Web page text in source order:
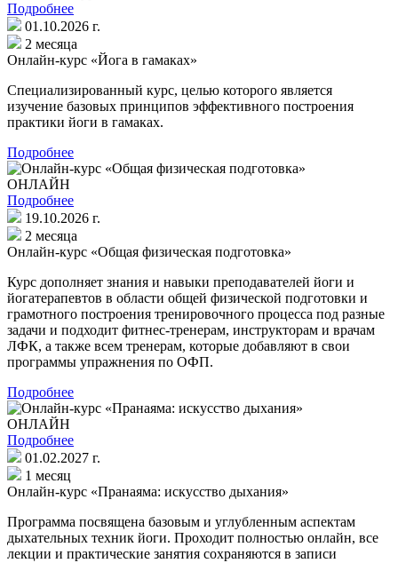
Подробнее
01.10.2026 г.
2 месяца
Онлайн-курс «Йога в гамаках»
Специализированный курс, целью которого является
изучение базовых принципов эффективного построения
практики йоги в гамаках.
Подробнее
ОНЛАЙН
Подробнее
19.10.2026 г.
2 месяца
Онлайн-курс «Общая физическая подготовка»
Курс дополняет знания и навыки преподавателей йоги и
йогатерапевтов в области общей физической подготовки и
грамотного построения тренировочного процесса под разные
задачи и подходит фитнес-тренерам, инструкторам и врачам
ЛФК, а также всем тренерам, которые добавляют в свои
программы упражнения по ОФП.
Подробнее
ОНЛАЙН
Подробнее
01.02.2027 г.
1 месяц
Онлайн-курс «Пранаяма: искусство дыхания»
Программа посвящена базовым и углубленным аспектам
дыхательных техник йоги. Проходит полностью онлайн, все
лекции и практические занятия сохраняются в записи